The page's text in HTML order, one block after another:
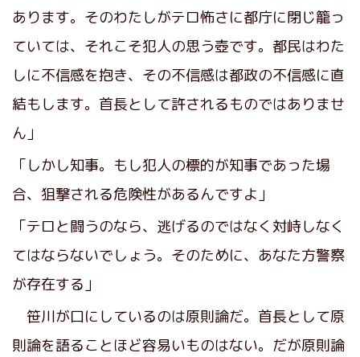
あります。そのわたしがテロ怖さに都庁に閉じ籠っ
ていては、それこそ犯人の思う壺です。都民はわた
しに不信感を抱き、その不信感は都政の不信感に直
結もします。首長として許されるものではありませ
ん」
「しかし知事。もし犯人の標的が知事であった場
合、狙撃される危険性があるんですよ」
「テロと闘うのなら、逃げるのではなく対峙しなく
てはならないでしょう。そのために、あなた方警察
が存在する」
笹川が口にしているのは原則論だ。首長として原
則論を語ることほど容易いものはない。だが原則論